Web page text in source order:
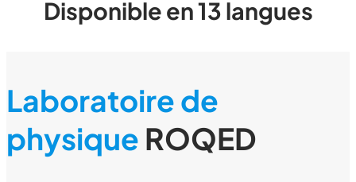
Disponible en 13 langues
Laboratoire de
physique ROQED